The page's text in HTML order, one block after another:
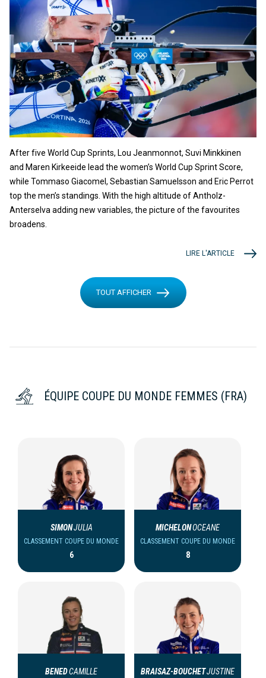
After five World Cup Sprints, Lou Jeanmonnot, Suvi Minkkinen
and Maren Kirkeeide lead the women’s World Cup Sprint Score,
while Tommaso Giacomel, Sebastian Samuelsson and Eric Perrot
top the men’s standings. With the high altitude of Antholz-
Anterselva adding new variables, the picture of the favourites
broadens.
LIRE L'ARTICLE
TOUT AFFICHER
ÉQUIPE COUPE DU MONDE FEMMES (FRA)
SIMONJULIA
CLASSEMENT COUPE DU MONDE
6
MICHELONOCEANE
CLASSEMENT COUPE DU MONDE
8
BENEDCAMILLE BRAISAZ-BOUCHETJUSTINE